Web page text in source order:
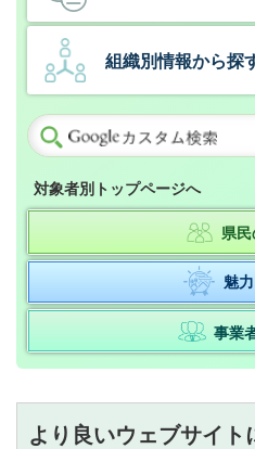
組織別情報から探
対象者別トップページへ
県民
魅
事業
より良いウェブサイト